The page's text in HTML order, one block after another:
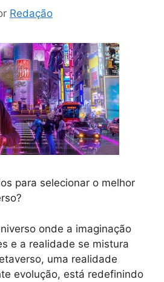
Redação
para selecionar o melhor
onde a imaginação
e a realidade se mistura
uma realidade
evolução, está redefinindo